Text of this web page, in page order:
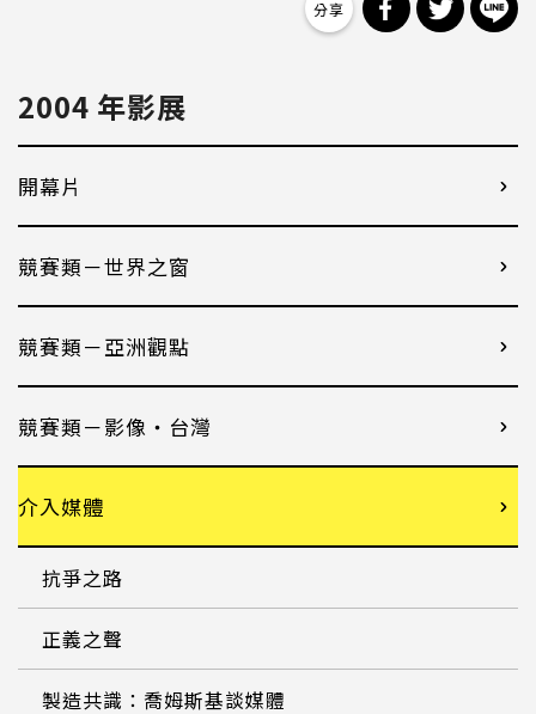
2004 年影展
開幕片
競賽類－世界之窗
競賽類－亞洲觀點
競賽類－影像・台灣
介入媒體
抗爭之路
正義之聲
製造共識：喬姆斯基談媒體